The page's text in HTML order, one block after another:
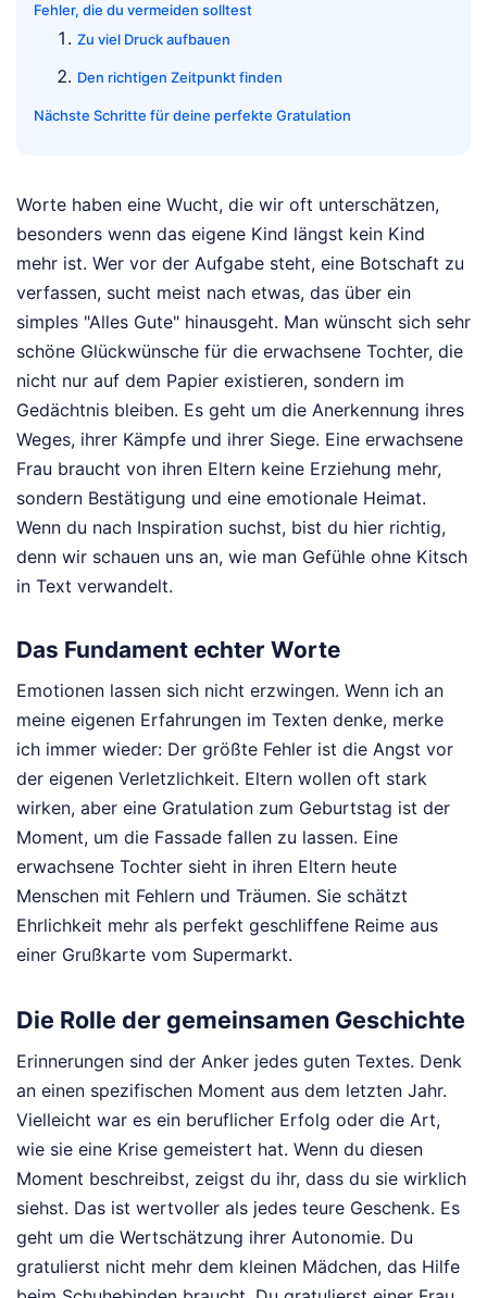
Fehler, die du vermeiden solltest
Zu viel Druck aufbauen
Den richtigen Zeitpunkt finden
Nächste Schritte für deine perfekte Gratulation
Worte haben eine Wucht, die wir oft unterschätzen,
besonders wenn das eigene Kind längst kein Kind
mehr ist. Wer vor der Aufgabe steht, eine Botschaft zu
verfassen, sucht meist nach etwas, das über ein
simples "Alles Gute" hinausgeht. Man wünscht sich sehr
schöne Glückwünsche für die erwachsene Tochter, die
nicht nur auf dem Papier existieren, sondern im
Gedächtnis bleiben. Es geht um die Anerkennung ihres
Weges, ihrer Kämpfe und ihrer Siege. Eine erwachsene
Frau braucht von ihren Eltern keine Erziehung mehr,
sondern Bestätigung und eine emotionale Heimat.
Wenn du nach Inspiration suchst, bist du hier richtig,
denn wir schauen uns an, wie man Gefühle ohne Kitsch
in Text verwandelt.
Das Fundament echter Worte
Emotionen lassen sich nicht erzwingen. Wenn ich an
meine eigenen Erfahrungen im Texten denke, merke
ich immer wieder: Der größte Fehler ist die Angst vor
der eigenen Verletzlichkeit. Eltern wollen oft stark
wirken, aber eine Gratulation zum Geburtstag ist der
Moment, um die Fassade fallen zu lassen. Eine
erwachsene Tochter sieht in ihren Eltern heute
Menschen mit Fehlern und Träumen. Sie schätzt
Ehrlichkeit mehr als perfekt geschliffene Reime aus
einer Grußkarte vom Supermarkt.
Die Rolle der gemeinsamen Geschichte
Erinnerungen sind der Anker jedes guten Textes. Denk
an einen spezifischen Moment aus dem letzten Jahr.
Vielleicht war es ein beruflicher Erfolg oder die Art,
wie sie eine Krise gemeistert hat. Wenn du diesen
Moment beschreibst, zeigst du ihr, dass du sie wirklich
siehst. Das ist wertvoller als jedes teure Geschenk. Es
geht um die Wertschätzung ihrer Autonomie. Du
gratulierst nicht mehr dem kleinen Mädchen, das Hilfe